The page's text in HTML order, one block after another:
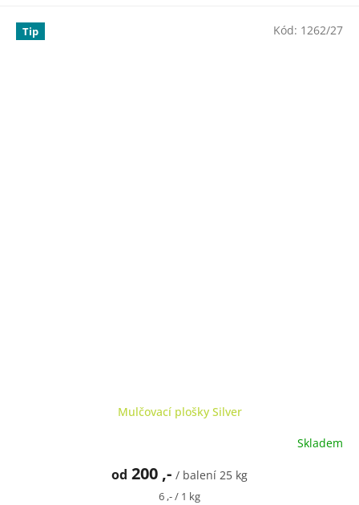
Tip
Mulčovací plošky Silver
Skladem
od 200 ,- / balení 25 kg
Měrná
6 ,- / 1 kg
Kód: 1262/27